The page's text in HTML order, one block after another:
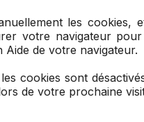
les cookies,
votre navigateur
Aide de votre navigateur.
cookies sont
de votre prochaine